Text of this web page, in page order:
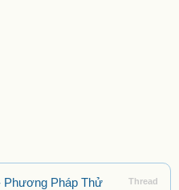
Thread
Phương Pháp Thử